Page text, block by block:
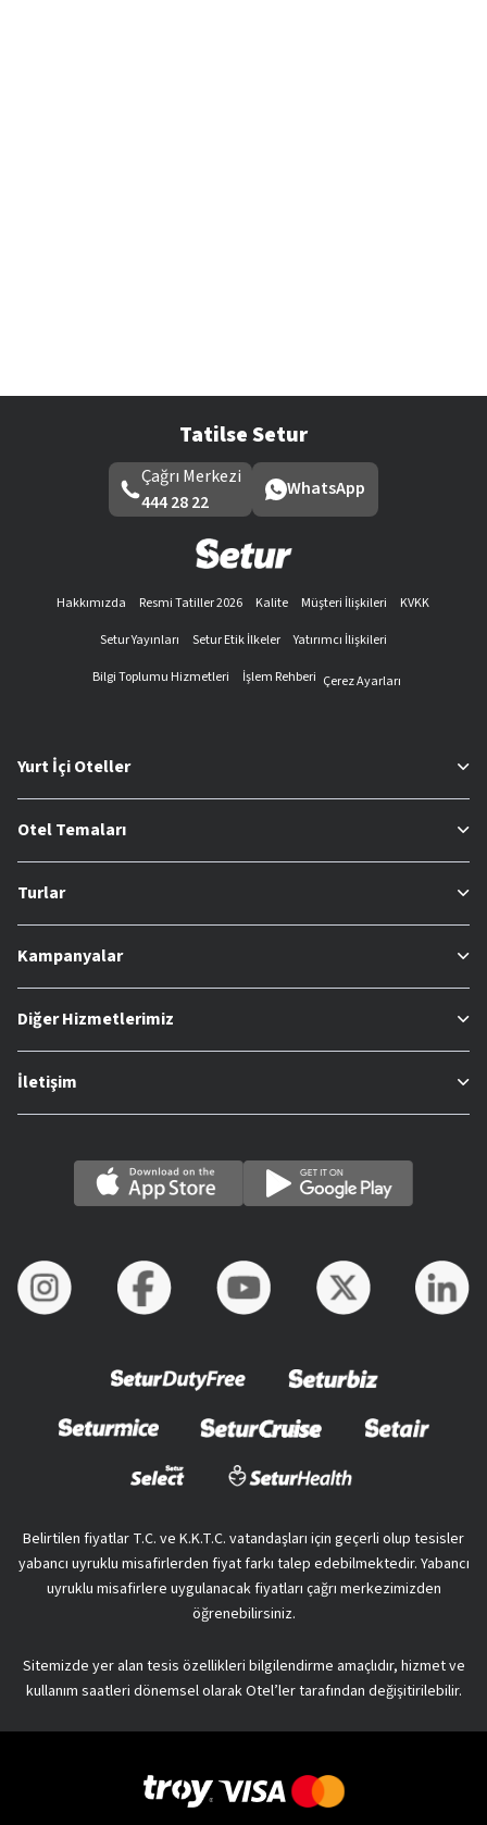
Tatilse Setur
Çağrı Merkezi
444 28 22
WhatsApp
Hakkımızda Resmi Tatiller 2026 Kalite Müşteri İlişkileri
KVKK
Setur Yayınları
Setur Etik İlkeler
Yatırımcı İlişkileri
Bilgi Toplumu Hizmetleri
İşlem Rehberi Çerez Ayarları
Yurt İçi Oteller
Otel Temaları
Turlar
Kampanyalar
Diğer Hizmetlerimiz
İletişim
Belirtilen fiyatlar T.C. ve K.K.T.C. vatandaşları için geçerli olup tesisler
yabancı uyruklu misafirlerden fiyat farkı talep edebilmektedir. Yabancı
uyruklu misafirlere uygulanacak fiyatları çağrı merkezimizden
öğrenebilirsiniz.
Sitemizde yer alan tesis özellikleri bilgilendirme amaçlıdır, hizmet ve
kullanım saatleri dönemsel olarak Otel’ler tarafından değişitirilebilir.